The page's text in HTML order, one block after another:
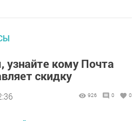
кому Почта
скидку
926 0 0